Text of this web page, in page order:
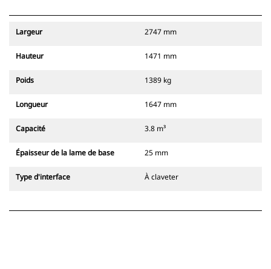
Largeur 2747 mm
Hauteur 1471 mm
Poids 1389 kg
Longueur 1647 mm
Capacité 3.8 m³
Épaisseur de la lame de base 25 mm
Type d'interface À claveter